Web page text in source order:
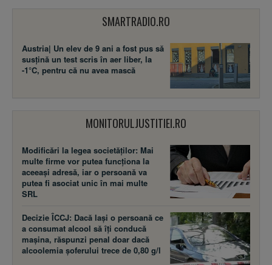
SMARTRADIO.RO
Austria| Un elev de 9 ani a fost pus să
susţină un test scris în aer liber, la
-1°C, pentru că nu avea mască
MONITORULJUSTITIEI.RO
Modificări la legea societăţilor: Mai
multe firme vor putea funcţiona la
aceeaşi adresă, iar o persoană va
putea fi asociat unic în mai multe
SRL
Decizie ÎCCJ: Dacă laşi o persoană ce
a consumat alcool să îţi conducă
maşina, răspunzi penal doar dacă
alcoolemia şoferului trece de 0,80 g/l